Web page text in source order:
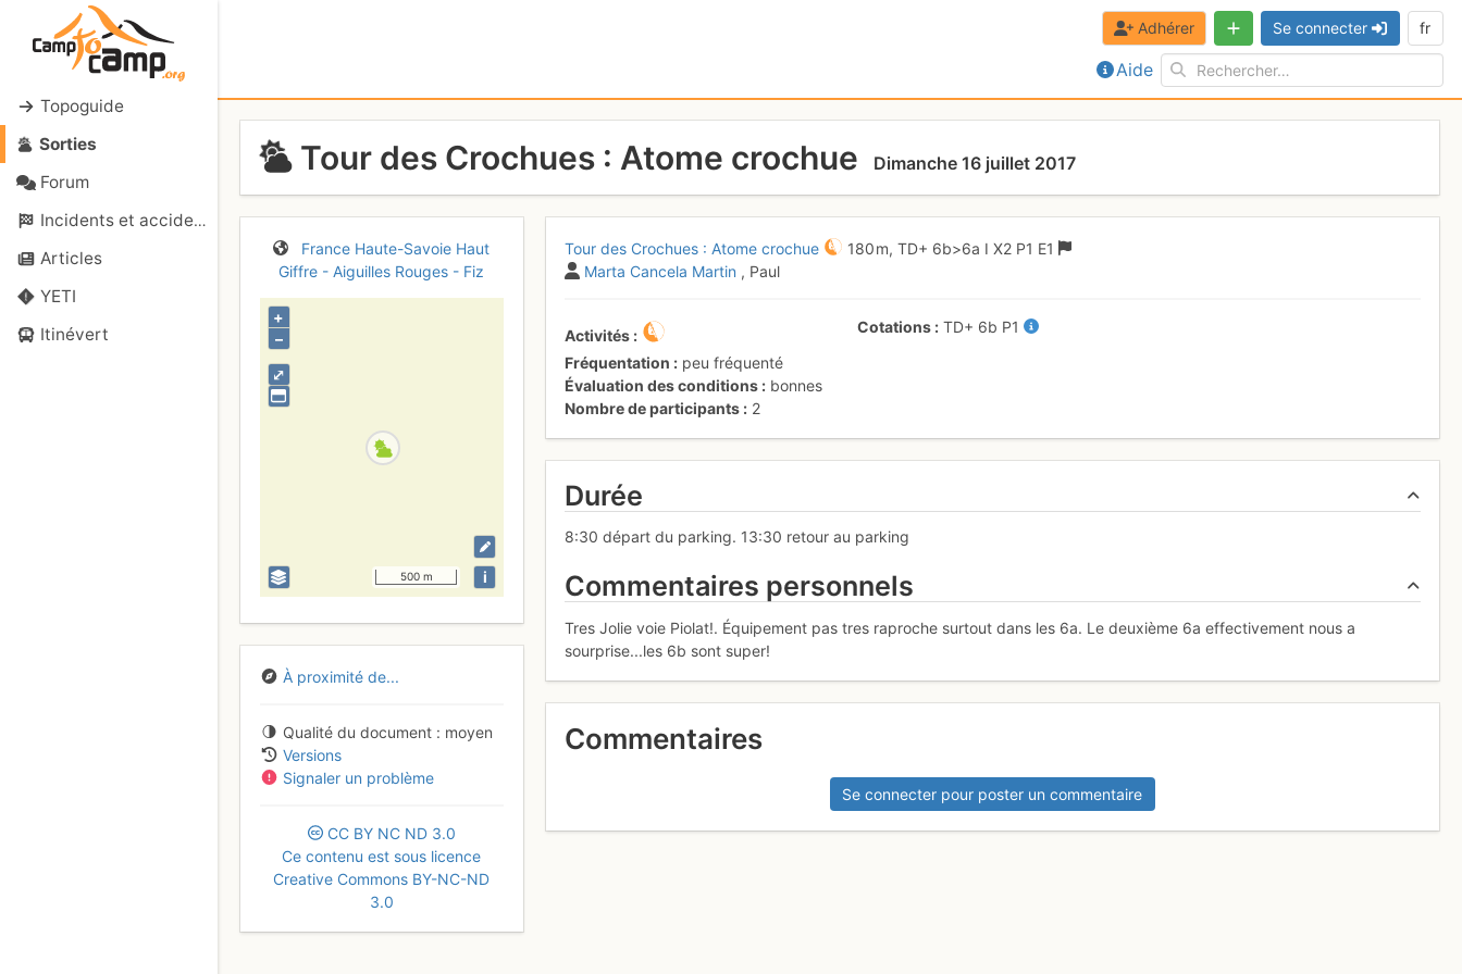
Topoguide
Sorties
Forum
Incidents et accidents
Articles
YETI
Itinévert
Aide
Adhérer Se connecter fr
Tour des Crochues : Atome crochue Dimanche 16 juillet 2017
France Haute-Savoie Haut
Giffre - Aiguilles Rouges - Fiz
⤢
+
–
500 m i
À proximité de...
Qualité du document
moyen
Versions
Signaler un problème
CC BY NC ND 3.0
Ce contenu est sous licence
Creative Commons BY-NC-ND
3.0
Tour des Crochues : Atome crochue 180 m,TD+ 6b>6a IX2 P1 E1
Marta Cancela Martin , Paul
Activités
Fréquentation
peu fréquenté
Évaluation des conditions
bonnes
Nombre de participants
2
Cotations TD+ 6b P1
Durée
8:30 départ du parking. 13:30 retour au parking
Commentaires personnels
Tres Jolie voie Piolat!. Équipement pas tres raproche surtout dans les 6a. Le deuxième 6a effectivement nous a
sourprise...les 6b sont super!
Commentaires
Se connecter pour poster un commentaire